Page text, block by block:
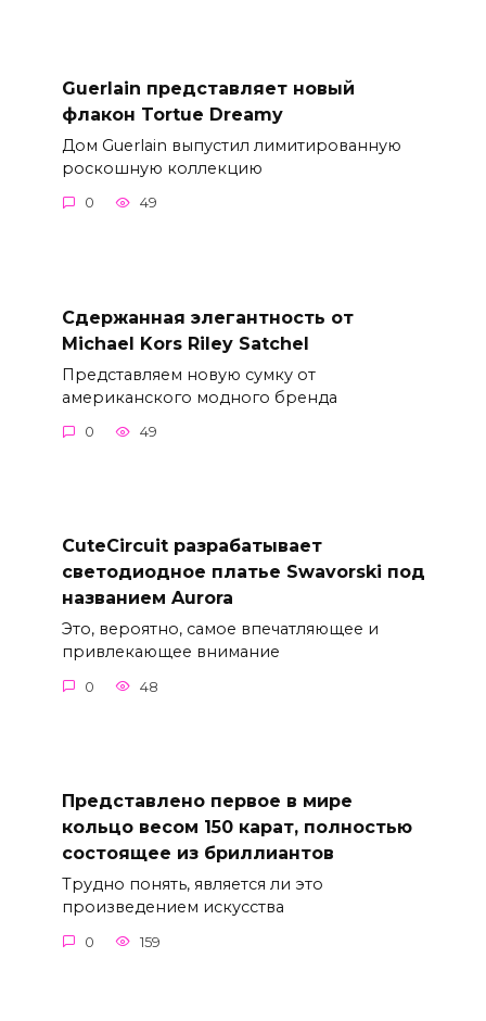
Guerlain представляет новый
флакон Tortue Dreamy
Дом Guerlain выпустил лимитированную
роскошную коллекцию
0 49
Сдержанная элегантность от
Michael Kors Riley Satchel
Представляем новую сумку от
американского модного бренда
0 49
CuteCircuit разрабатывает
светодиодное платье Swavorski под
названием Aurora
Это, вероятно, самое впечатляющее и
привлекающее внимание
0 48
Представлено первое в мире
кольцо весом 150 карат, полностью
состоящее из бриллиантов
Трудно понять, является ли это
произведением искусства
0 159